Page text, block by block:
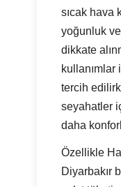
sıcak hava
yoğunluk
dikkate
tercih
seyahatler
daha
Özellikle
Diyarbakır